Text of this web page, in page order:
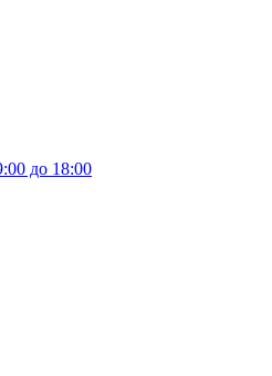
до 18:00